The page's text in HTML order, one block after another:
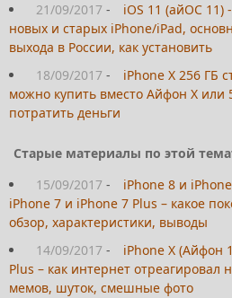
21/09/2017 -
iOS 11 (айОС 11)
новых и старых iPhone/iPad,
выхода в России, как установить
18/09/2017 -
iPhone X 256 ГБ
можно купить вместо Айфон Х или
потратить деньги
Старые материалы по этой
15/09/2017 -
iPhone 8 и
iPhone 7 и iPhone 7 Plus – какое
обзор, характеристики, выводы
14/09/2017 -
iPhone X (Айфон
Plus – как интернет отреагировал
мемов, шуток, смешные фото